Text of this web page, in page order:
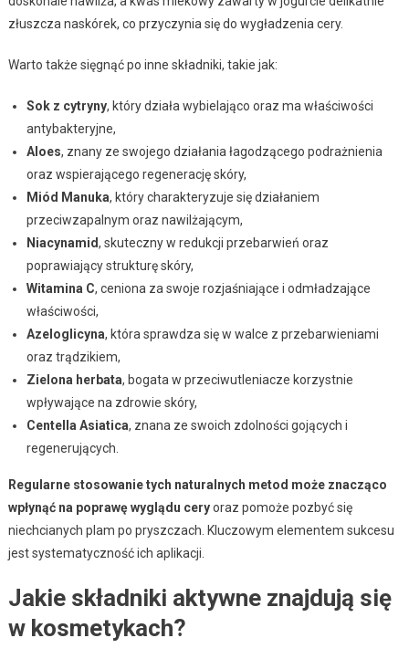
złuszcza naskórek, co przyczynia się do wygładzenia cery.
Warto także sięgnąć po inne składniki, takie jak:
Sok z cytryny, który działa wybielająco oraz ma właściwości
antybakteryjne,
Aloes, znany ze swojego działania łagodzącego podrażnienia
oraz wspierającego regenerację skóry,
Miód Manuka, który charakteryzuje się działaniem
przeciwzapalnym oraz nawilżającym,
Niacynamid, skuteczny w redukcji przebarwień oraz
poprawiający strukturę skóry,
Witamina C, ceniona za swoje rozjaśniające i odmładzające
właściwości,
Azeloglicyna, która sprawdza się w walce z przebarwieniami
oraz trądzikiem,
Zielona herbata, bogata w przeciwutleniacze korzystnie
wpływające na zdrowie skóry,
Centella Asiatica, znana ze swoich zdolności gojących i
regenerujących.
Regularne stosowanie tych naturalnych metod może znacząco
wpłynąć na poprawę wyglądu ceryoraz pomoże pozbyć się
niechcianych plam po pryszczach. Kluczowym elementem sukcesu
jest systematyczność ich aplikacji.
Jakie składniki aktywne znajdują się
w kosmetykach?